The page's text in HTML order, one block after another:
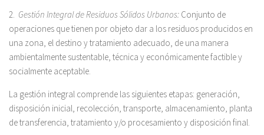
2. Gestión Integral de Residuos Sólidos Urbanos: Conjunto de
operaciones que tienen por objeto dar a los residuos producidos en
una zona, el destino y tratamiento adecuado, de una manera
ambientalmente sustentable, técnica y económicamente factible y
socialmente aceptable.
La gestión integral comprende las siguientes etapas: generación,
disposición inicial, recolección, transporte, almacenamiento, planta
de transferencia, tratamiento y/o procesamiento y disposición final.